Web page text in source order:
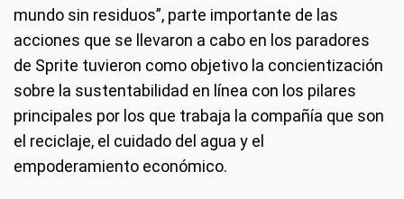
mundo sin residuos”, parte importante de las
acciones que se llevaron a cabo en los paradores
de Sprite tuvieron como objetivo la concientización
sobre la sustentabilidad en línea con los pilares
principales por los que trabaja la compañía que son
el reciclaje, el cuidado del agua y el
empoderamiento económico.